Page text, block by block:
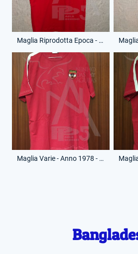
Maglia Riprodotta Epoca - Anno 1978 - 9 - (Fronte)
Maglia Varie - Anno 1978 - 10 - (Fronte)